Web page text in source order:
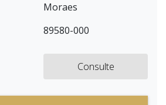
Moraes
89580-000
Consulte